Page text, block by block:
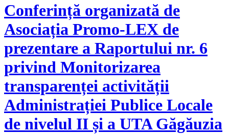
Conferință organizată de
Asociația Promo-LEX de
prezentare a Raportului nr. 6
privind Monitorizarea
transparenței activității
Administrației Publice Locale
de nivelul II și a UTA Găgăuzia